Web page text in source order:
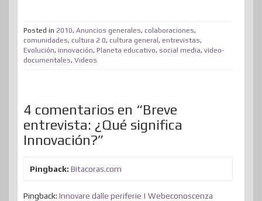
t
e
r
b
o
o
e
d
I
e
r
a
m
o
d
i
t
A
p
a
r
Posted in 2010, Anuncios generales, colaboraciones,
comunidades, cultura 2.0, cultura general, entrevistas,
Evolución, innovación, Planeta educativo, social media, video-
documentales, Videos
4 comentarios en “Breve
entrevista: ¿Qué significa
Innovación?”
Pingback: Bitacoras.com
Pingback: Innovare dalle periferie | Webeconoscenza